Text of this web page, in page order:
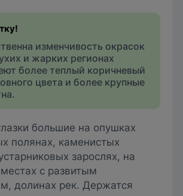
изменчивость окрасок
и жарких регионах
более теплый коричневый
цвета и более крупные
большие на опушках
полянах, каменистых
зарослях, на
с развитым
долинах рек. Держатся